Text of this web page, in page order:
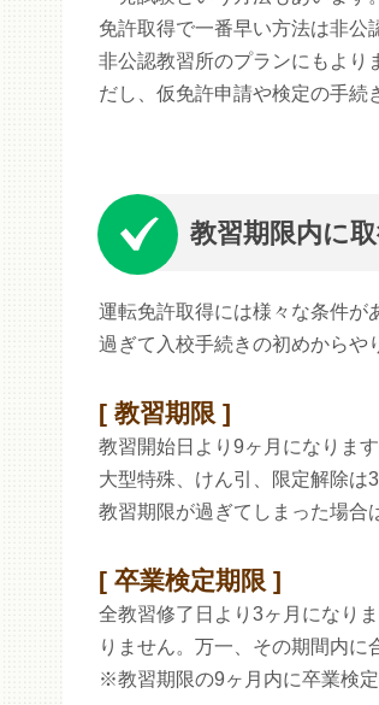
免許取得で一番早い方法は非公
非公認教習所のプランにもより
だし、仮免許申請や検定の手続
教習期限内に
運転免許取得には様々な条件が
過ぎて入校手続きの初めからや
教習期限
教習開始日より9ヶ月になりま
大型特殊、けん引、限定解除は3
教習期限が過ぎてしまった場合
卒業検定期限
全教習修了日より3ヶ月になり
りません。万一、その期間内に
※教習期限の9ヶ月内に卒業検